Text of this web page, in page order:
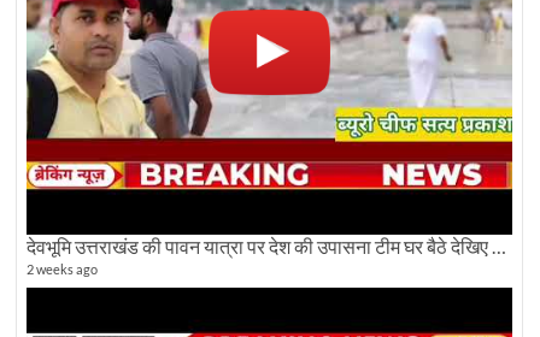
देवभूमि उत्तराखंड की पावन यात्रा पर देश की उपासना टीम घर बैठे देखिए अलौकिक दृश्य
2 weeks ago